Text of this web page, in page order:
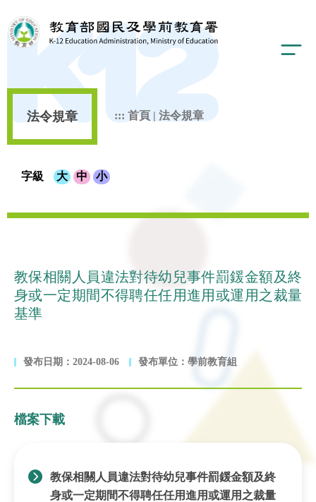
法令規章 ::: 首頁 | 法令規章
字級 大 中 小
教保相關人員違法對待幼兒事件罰鍰金額及終
身或一定期間不得聘任任用進用或運用之裁量
基準
發布日期：2024-08-06 發布單位：學前教育組
檔案下載
教保相關人員違法對待幼兒事件罰鍰金額及終
身或一定期間不得聘任任用進用或運用之裁量